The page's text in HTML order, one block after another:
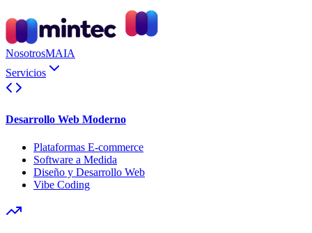
NosotrosMAIA
Servicios
Desarrollo Web Moderno
Plataformas E-commerce
Software a Medida
Diseño y Desarrollo Web
Vibe Coding